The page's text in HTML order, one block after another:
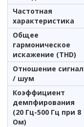
Частотная
характеристика
Общее
гармоническое
искажение (THD)
Отношение сигнал
/ шум
Коэффициент
демпфирования
(20 Гц-500 Гц при 8
Ом)